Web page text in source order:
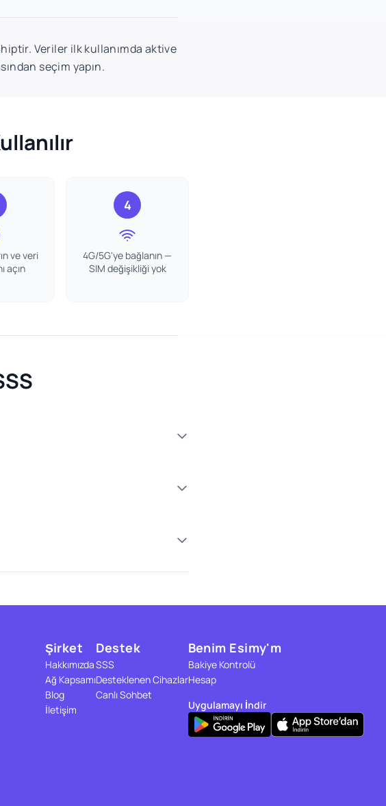
Veriler ilk kullanımda aktive
seçim yapın.
ve veri
açın
4
4G/5G'ye bağlanın —
SIM değişikliği yok
Şirket
Hakkımızda
Ağ Kapsamı
Blog
İletişim
Destek
SSS
Desteklenen Cihazlar
Canlı Sohbet
Benim Esimy'm
Bakiye Kontrolü
Hesap
Uygulamayı İndir